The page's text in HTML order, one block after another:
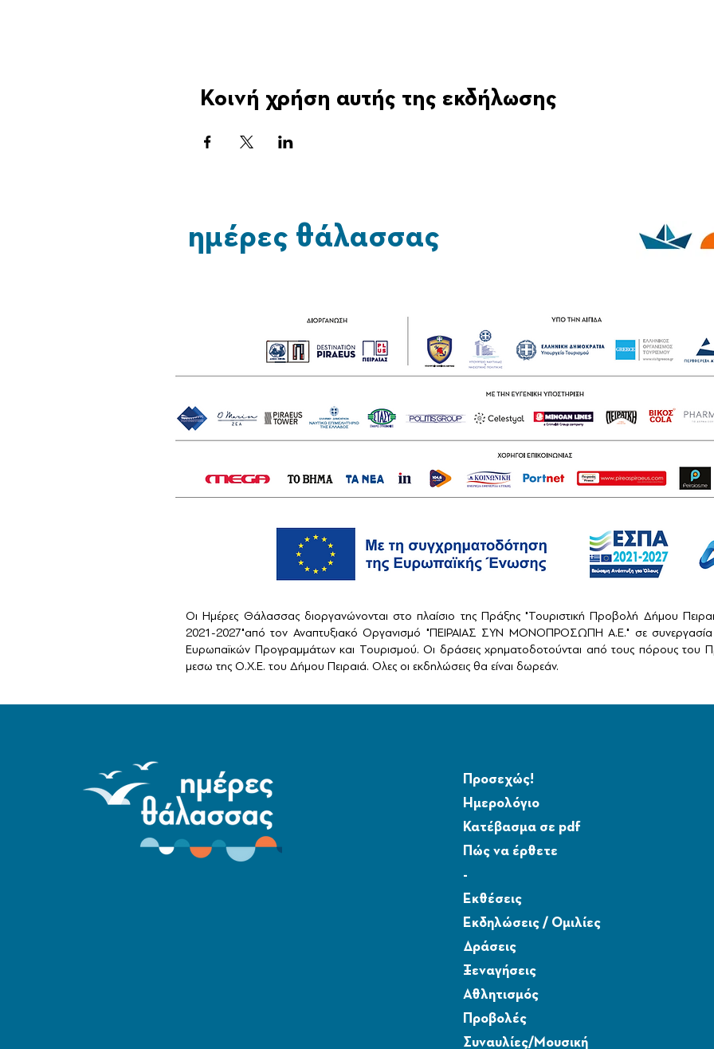
Κοινή χρήση αυτής της εκδήλωσης
ημέρες θάλασσας
Οι Ημέρες Θάλασσας διοργανώνονται στο πλαίσιο της Πράξης "Τουριστική Προβολή Δήμου
2021-2027"από τον Αναπτυξιακό Οργανισμό "ΠΕΙΡΑΙΑΣ ΣΥΝ ΜΟΝΟΠΡΟΣΩΠΗ Α.Ε." σε συνεργασία
Ευρωπαϊκών Προγραμμάτων και Τουρισμού. Οι δράσεις χρηματοδοτούνται από τους πόρους του
μεσω της Ο.Χ.Ε. του Δήμου Πειραιά. Ολες οι εκδηλώσεις θα είναι δωρεάν.
Προσεχώς!
Ημερολόγιο
Κατέβασμα σε pdf
Πώς να έρθετε
-
Εκθέσεις
Εκδηλώσεις / Ομιλίες
Δράσεις
Ξεναγήσεις
Αθλητισμός
Προβολές
Συναυλίες/Μουσική